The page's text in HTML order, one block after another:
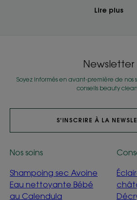
Lire plus
Newsletter
Soyez informés en avant-première de nos
conseils beauty
S'INSCRIRE À LA
Nos soins
Shampoing sec Avoine
Eau nettoyante Bébé
au Calendula